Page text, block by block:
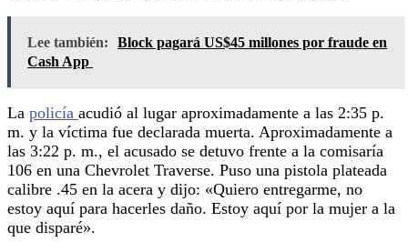
Lee también:
Block pagará US$45 millones por fraude en
Cash App
La policía acudió al lugar aproximadamente a las 2:35 p.
m. y la víctima fue declarada muerta. Aproximadamente a
las 3:22 p. m., el acusado se detuvo frente a la comisaría
106 en una Chevrolet Traverse. Puso una pistola plateada
calibre .45 en la acera y dijo: «Quiero entregarme, no
estoy aquí para hacerles daño. Estoy aquí por la mujer a la
que disparé».